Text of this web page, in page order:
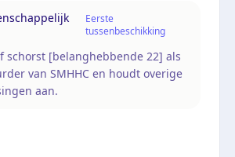
Eerste
tussenbeschikking
schorst [belanghebbende 22] als
van SMHHC en houdt overige
aan.